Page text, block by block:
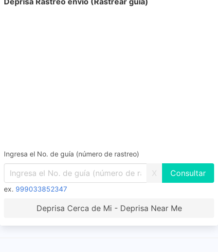
Ingresa el No. de guía (número de rastreo)
X
ex. 999033852347
Deprisa Cerca de Mi - Deprisa Near Me